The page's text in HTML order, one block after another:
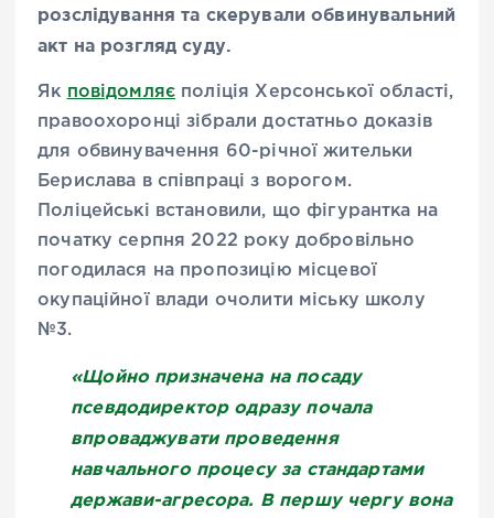
розслідування та скерувалиобвинувальний
акт на розгляд суду.
Як повідомляє поліція Херсонської області,
правоохоронці зібрали достатньо доказів
для обвинувачення 60-річної жительки
Берислава в співпраці з ворогом.
Поліцейські встановили, що фігурантка на
початку серпня 2022 року добровільно
погодилася на пропозицію місцевої
окупаційної влади очолити міську школу
№3.
«Щойно призначена на посаду
псевдодиректор одразу почала
впроваджувати проведення
навчального процесу за стандартами
держави-агресора. В першу чергу вона